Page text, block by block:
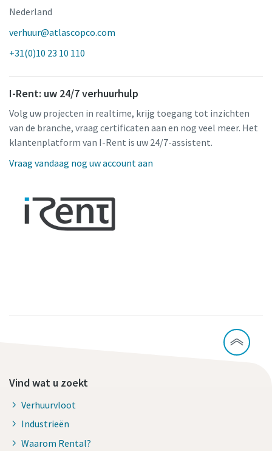
Nederland
verhuur@atlascopco.com
+31(0)10 23 10 110
I-Rent: uw 24/7 verhuurhulp
Volg uw projecten in realtime, krijg toegang tot inzichten
van de branche, vraag certificaten aan en nog veel meer. Het
klantenplatform van I-Rent is uw 24/7-assistent.
Vraag vandaag nog uw account aan
Vind wat u zoekt
Verhuurvloot
Industrieën
Waarom Rental?